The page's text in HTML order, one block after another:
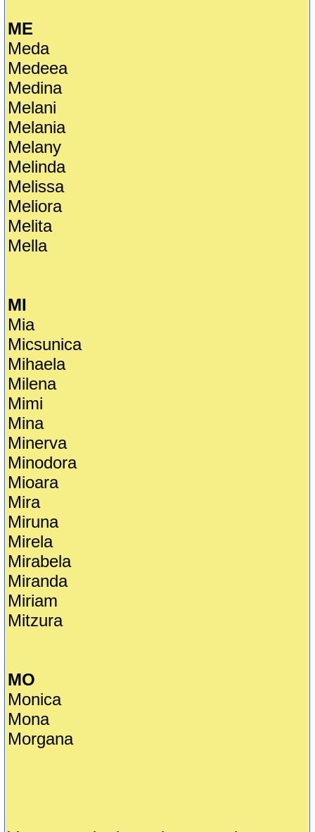
ME
Meda
Medeea
Medina
Melani
Melania
Melany
Melinda
Melissa
Meliora
Melita
Mella
MI
Mia
Micsunica
Mihaela
Milena
Mimi
Mina
Minerva
Minodora
Mioara
Mira
Miruna
Mirela
Mirabela
Miranda
Miriam
Mitzura
MO
Monica
Mona
Morgana